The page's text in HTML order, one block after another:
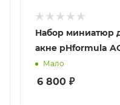
Набор миниатюр
акне pHformula
Мало
6 800 ₽